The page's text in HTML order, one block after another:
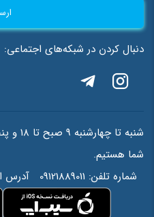
دنبال کردن در شبکه‌های اجتماعی:
شما هستیم.
شماره تلفن: 09121889011 آدرس